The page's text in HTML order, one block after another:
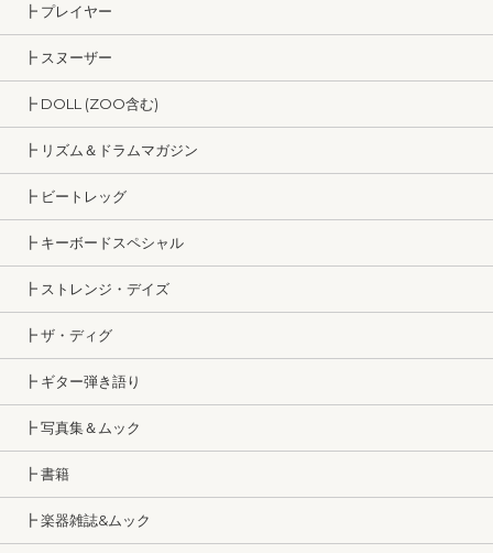
┣ プレイヤー
┣ スヌーザー
┣ DOLL (ZOO含む)
┣ リズム＆ドラムマガジン
┣ ビートレッグ
┣ キーボードスペシャル
┣ ストレンジ・デイズ
┣ ザ・ディグ
┣ ギター弾き語り
┣ 写真集＆ムック
┣ 書籍
┣ 楽器雑誌&ムック